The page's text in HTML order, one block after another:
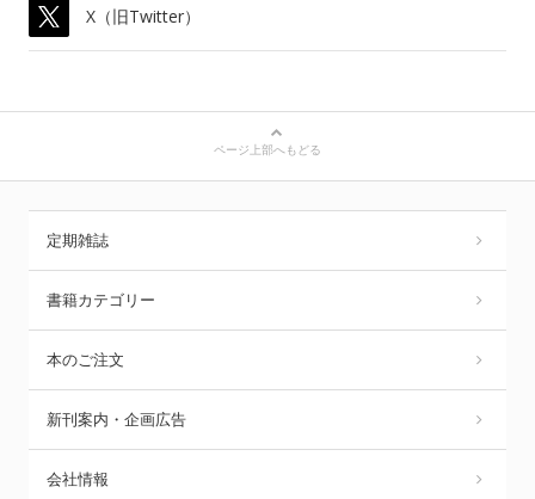
X（旧Twitter）
ページ上部へもどる
定期雑誌
書籍カテゴリー
本のご注文
新刊案内・企画広告
会社情報